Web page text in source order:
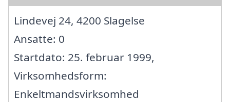
Lindevej 24, 4200 Slagelse
Ansatte: 0
Startdato: 25. februar 1999,
Virksomhedsform:
Enkeltmandsvirksomhed